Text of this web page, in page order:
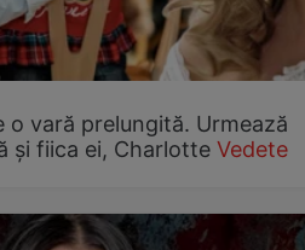
o vară prelungită. Urmează
și fiica ei, Charlotte Vedete